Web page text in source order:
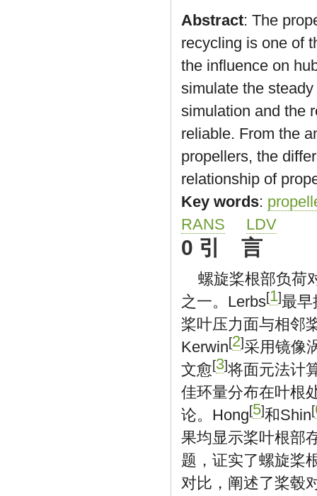
Abstract: The
recycling is one of
the influence on
simulate the
simulation and the
reliable. From the
propellers, the
relationship of
Key words:
RANS
LDV
0 引 言
螺旋桨根部负荷
之一。Lerbs[1]最早
桨叶压力面与相邻
Kerwin[2]采用镜像
文愈[3]将面元法计
佳环量分布在叶根
论。Hong[5]和Shin[
果均显示桨叶根部
题，证实了螺旋桨
对比，阐述了桨毂